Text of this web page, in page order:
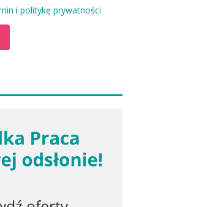
i politykę prywatności